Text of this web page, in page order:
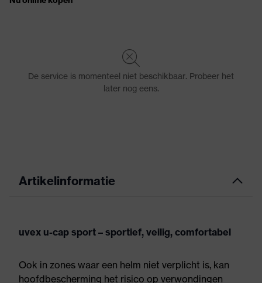
Artikelinformatie
uvex u-cap sport – sportief, veilig, comfortabel
Ook in zones waar een helm niet verplicht is, kan
hoofdbescherming het risico op verwondingen